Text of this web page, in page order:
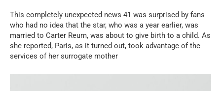
This completely unexpected news 41 was surprised by fans
who had no idea that the star, who was a year earlier, was
married to Carter Reum, was about to give birth to a child. As
she reported, Paris, as it turned out, took advantage of the
services of her surrogate mother